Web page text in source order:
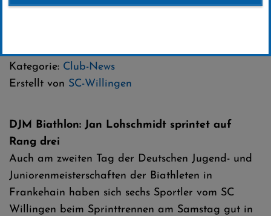
04.03.2017
Kategorie: Club-News
Erstellt von SC-Willingen
DJM Biathlon: Jan Lohschmidt sprintet auf
Rang drei
Auch am zweiten Tag der Deutschen Jugend- und
Juniorenmeisterschaften der Biathleten in
Frankehain haben sich sechs Sportler vom SC
Willingen beim Sprinttrennen am Samstag gut in